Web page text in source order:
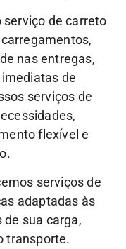
serviço de carreto
nas entregas,
de
serviços de
flexível e
serviços de
adaptadas às
sua carga,
transporte.